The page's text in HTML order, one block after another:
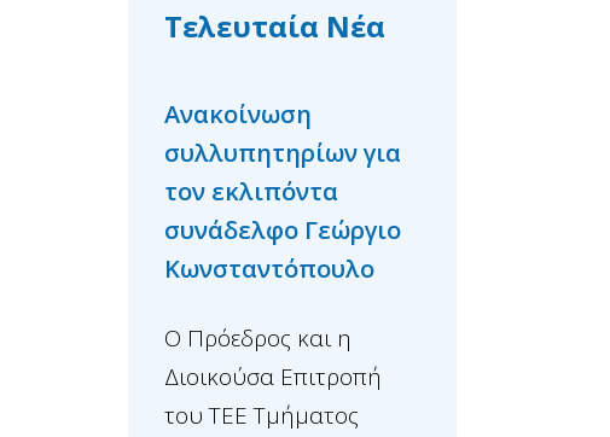
Τελευταία Νέα
Ανακοίνωση
συλλυπητηρίων για
τον εκλιπόντα
συνάδελφο Γεώργιο
Κωνσταντόπουλο
Ο Πρόεδρος και η
Διοικούσα Επιτροπή
του ΤΕΕ Τμήματος